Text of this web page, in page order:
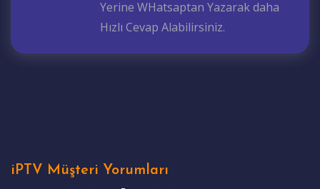
Yerine WHatsaptan Yazarak daha
Hızlı Cevap Alabilirsiniz.
iPTV Müşteri Yorumları